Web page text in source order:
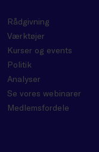
Rådgivning
Værktøjer
Kurser og events
Politik
Analyser
Se vores webinarer
Medlemsfordele